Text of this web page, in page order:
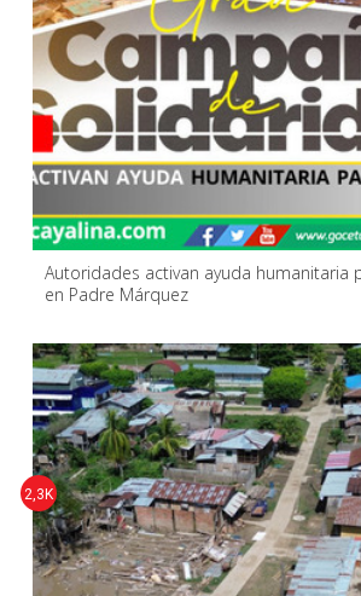
Autoridades activan ayuda humanitaria
en Padre Márquez
2,3K